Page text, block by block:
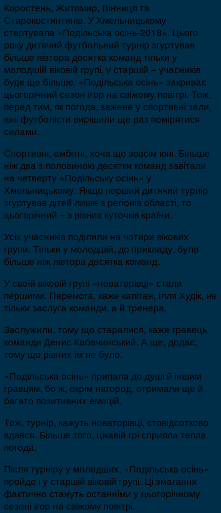
Коростень, Житомир, Вінниця та
Старокостянтинів. У Хмельницькому
стартувала «Подільська осінь-2018». Цього
року дитячий футбольний турнір згуртував
більше півтора десятка команд тільки у
молодшій віковій групі, у старшій – учасників
буде ще більше. «Подільська осінь» закриває
цьогорічний сезон ігор на свіжому повітрі. Тож,
перед тим, як погода, зажене у спортивні зали,
юні футболісти вирішили ще раз помірятися
силами.
Спортивні, амбітні, хоча ще зовсім юні. Більше
ніж два з половиною десятки команд завітали
на четверту «Подільську осінь» у
Хмельницькому. Якщо перший дитячий турнір
згуртував дітей лише з регіонів області, то
цьогорічний – з різних куточків країни.
Усіх учасників поділили на чотири вікових
групи. Тільки у молодшій, до прикладу, було
більше ніж півтора десятка команд.
У своїй віковій групі «новаторівці» стали
першими. Перемога, каже капітан, Ілля Худік, не
тільки заслуга команди, а й тренера.
Заслужили, тому що старалися, каже гравець
команди Денис Кабачинський. А ще, додає,
тому що рівних їм не було.
«Подільська осінь» припала до душі й іншим
гравцям, бо ж, окрім нагород, отримали ще й
багато позитивних емоцій.
Тож, турнір, кажуть новаторівці, стовідсотково
вдався. Більше того, цікавій грі сприяла тепла
погода.
Після турніру у молодших, «Подільська осінь»
пройде і у старшій віковій групі. Ці змагання
фактично стануть останніми у цьогорічному
сезоні ігор на свіжому повітрі.